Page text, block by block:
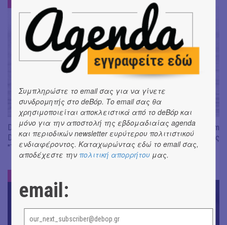
Don't Let Me Be Misunderstood | Alexandros Livitsanos, Willem
Dafoe, Czech Studio Orchestra | Από το soundtrack της ταινίας
"The Birthday Party"
Συμπληρώστε το email σας για να γίνετε
συνδρομητής στο deBόp. Το email σας θα
χρησιμοποιείται αποκλειστικά από το deBόp και
μόνο για την αποστολή της εβδομαδιαίας agenda
και περιοδικών newsletter ευρύτερου πολιτιστικού
ενδιαφέροντος. Καταχωρώντας εδώ το email σας,
αποδέχεστε την πολιτική απορρήτου μας.
email: